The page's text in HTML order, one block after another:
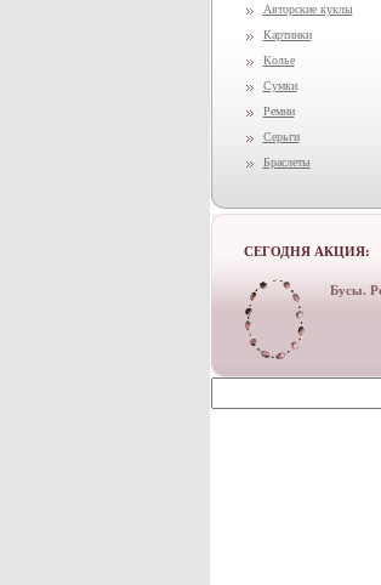
Авторские куклы
Картинки
Колье
Сумки
Ремни
Серьги
Браслеты
СЕГОДНЯ АКЦИЯ:
Бусы.